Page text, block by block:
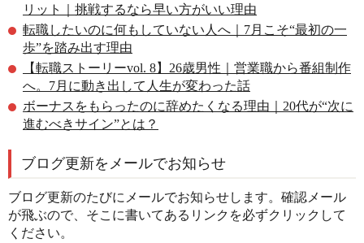
リット｜挑戦するなら早い方がいい理由
転職したいのに何もしていない人へ｜7月こそ“最初の一
歩”を踏み出す理由
【転職ストーリーvol. 8】26歳男性｜営業職から番組制作
へ。7月に動き出して人生が変わった話
ボーナスをもらったのに辞めたくなる理由｜20代が“次に
進むべきサイン”とは？
ブログ更新をメールでお知らせ
ブログ更新のたびにメールでお知らせします。確認メール
が飛ぶので、そこに書いてあるリンクを必ずクリックして
ください。